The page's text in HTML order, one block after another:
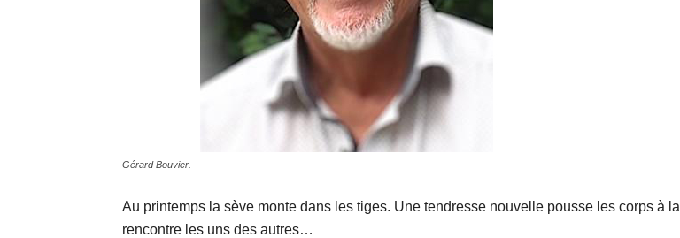
Gérard Bouvier.
Au printemps la sève monte dans les tiges. Une tendresse nouvelle pousse les corps à la
rencontre les uns des autres…